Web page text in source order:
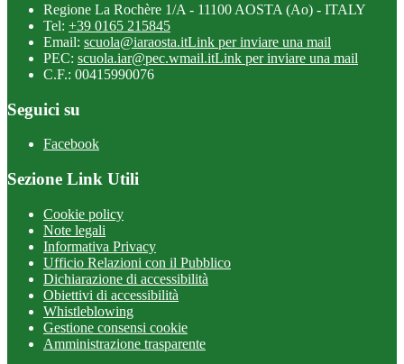
Regione La Rochère 1/A - 11100 AOSTA (Ao) - ITALY
Tel: +39 0165 215845
Email: scuola@iaraosta.itLink per inviare una mail
PEC: scuola.iar@pec.wmail.itLink per inviare una mail
C.F.: 00415990076
Seguici su
Facebook
Sezione Link Utili
Cookie policy
Note legali
Informativa Privacy
Ufficio Relazioni con il Pubblico
Dichiarazione di accessibilità
Obiettivi di accessibilità
Whistleblowing
Gestione consensi cookie
Amministrazione trasparente